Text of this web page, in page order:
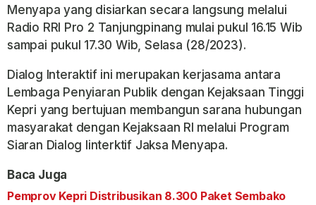
Menyapa yang disiarkan secara langsung melalui
Radio RRI Pro 2 Tanjungpinang mulai pukul 16.15 Wib
sampai pukul 17.30 Wib, Selasa (28/2023).
Dialog Interaktif ini merupakan kerjasama antara
Lembaga Penyiaran Publik dengan Kejaksaan Tinggi
Kepri yang bertujuan membangun sarana hubungan
masyarakat dengan Kejaksaan RI melalui Program
Siaran Dialog Iinterktif Jaksa Menyapa.
Baca Juga
Pemprov Kepri Distribusikan 8.300 Paket Sembako